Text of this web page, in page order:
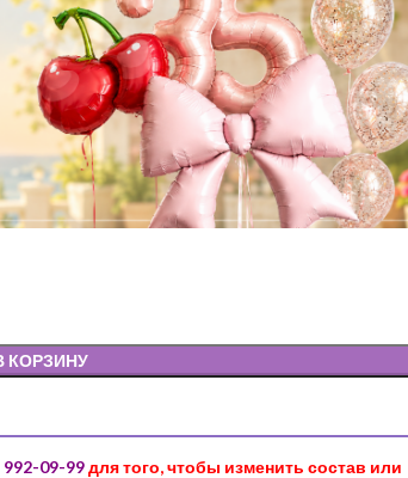
КОРЗИНУ
992-09-99для того, чтобы изменить состав или